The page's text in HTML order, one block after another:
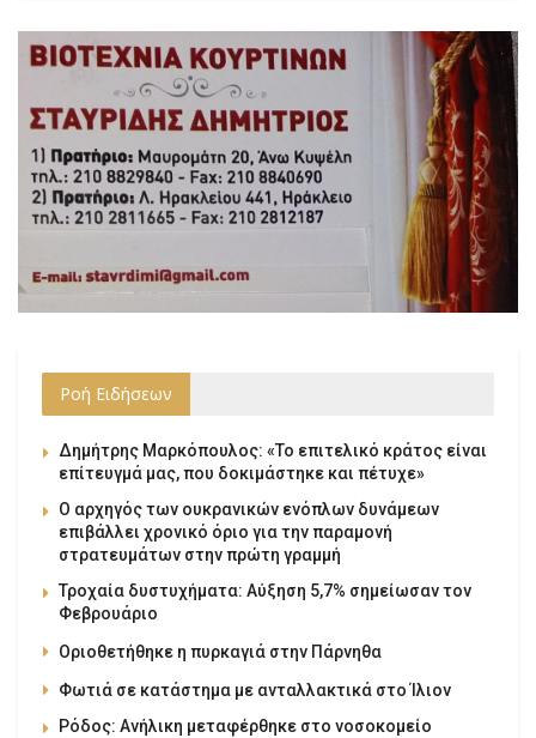
Ροή Ειδήσεων
Δημήτρης Μαρκόπουλος: «Το επιτελικό κράτος είναι
επίτευγμά μας, που δοκιμάστηκε και πέτυχε»
Ο αρχηγός των ουκρανικών ενόπλων δυνάμεων
επιβάλλει χρονικό όριο για την παραμονή
στρατευμάτων στην πρώτη γραμμή
Τροχαία δυστυχήματα: Αύξηση 5,7% σημείωσαν τον
Φεβρουάριο
Οριοθετήθηκε η πυρκαγιά στην Πάρνηθα
Φωτιά σε κατάστημα με ανταλλακτικά στο Ίλιον
Ρόδος: Ανήλικη μεταφέρθηκε στο νοσοκομείο